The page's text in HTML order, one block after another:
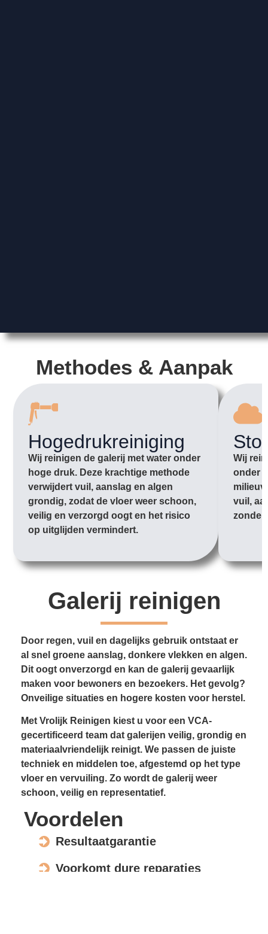
Methodes & Aanpak
Hogedrukreiniging
Wij reinigen de galerij met water onder
hoge druk. Deze krachtige methode
verwijdert vuil, aanslag en algen
grondig, zodat de vloer weer schoon,
veilig en verzorgd oogt en het risico
op uitglijden vermindert.
Wij
onder
vuil,
zonder
Galerij reinigen
Door regen, vuil en dagelijks gebruik ontstaat er
al snel groene aanslag, donkere vlekken en algen.
Dit oogt onverzorgd en kan de galerij gevaarlijk
maken voor bewoners en bezoekers. Het gevolg?
Onveilige situaties en hogere kosten voor herstel.
Met Vrolijk Reinigen kiest u voor een VCA-
gecertificeerd team dat galerijen veilig, grondig en
materiaalvriendelijk reinigt. We passen de juiste
techniek en middelen toe, afgestemd op het type
vloer en vervuiling. Zo wordt de galerij weer
schoon, veilig en representatief.
Voordelen
Resultaatgarantie
Voorkomt dure reparaties